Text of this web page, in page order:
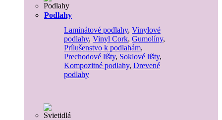
Podlahy
Laminátové podlahy, Vinylové
podlahy, Vinyl Cork, Gumolíny,
Prílušenstvo k podlahám,
Prechodové lišty, Soklové lišty,
Kompozitné podlahy, Drevené
podlahy